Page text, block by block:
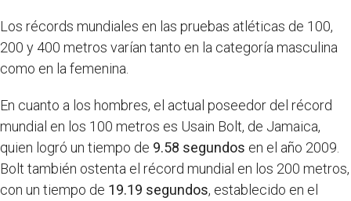
Los récords mundiales en las pruebas atléticas de 100,
200 y 400 metros varían tanto en la categoría masculina
como en la femenina.
En cuanto a los hombres, el actual poseedor del récord
mundial en los 100 metros es Usain Bolt, de Jamaica,
quien logró un tiempo de 9.58 segundos en el año 2009.
Bolt también ostenta el récord mundial en los 200 metros,
con un tiempo de 19.19 segundos, establecido en el